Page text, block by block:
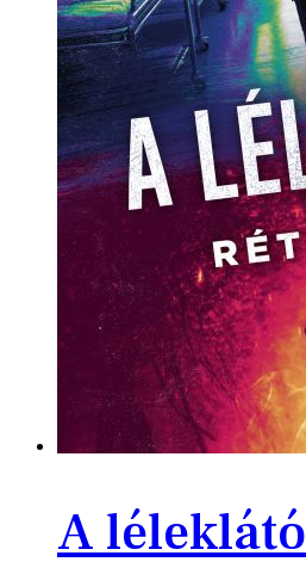
A léleklátó